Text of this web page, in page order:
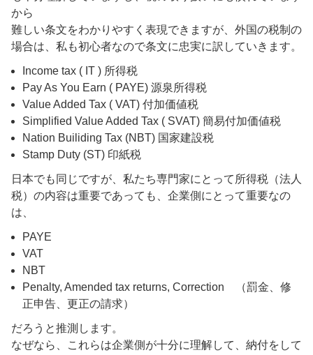
から
難しい条文をわかりやすく表現できますが、外国の税制の
場合は、私も初心者なので条文に忠実に訳していきます。
Income tax ( IT ) 所得税
Pay As You Earn ( PAYE) 源泉所得税
Value Added Tax ( VAT) 付加価値税
Simplified Value Added Tax ( SVAT) 簡易付加価値税
Nation Builiding Tax (NBT) 国家建設税
Stamp Duty (ST) 印紙税
日本でも同じですが、私たち専門家にとって所得税（法人
税）の内容は重要であっても、企業側にとって重要なの
は、
PAYE
VAT
NBT
Penalty, Amended tax returns, Correction （罰金、修
正申告、更正の請求）
だろうと推測します。
なぜなら、これらは企業側が十分に理解して、納付をして